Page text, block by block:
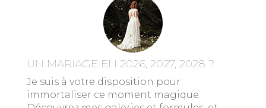
UN MARIAGE EN 2026, 2027, 2028 ?
Je suis à votre disposition pour
immortaliser ce moment magique.